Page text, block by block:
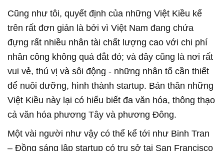
Cũng như tôi, quyết định của những Việt Kiều kể
trên rất đơn giản là bởi vì Việt Nam đang chứa
đựng rất nhiều nhân tài chất lượng cao với chi phí
nhân công không quá đắt đỏ; và đây cũng là nơi rất
vui vẻ, thú vị và sôi động - những nhân tố cần thiết
để nuôi dưỡng, hình thành startup. Bản thân những
Việt Kiều này lại có hiểu biết đa văn hóa, thông thạo
cả văn hóa phương Tây và phương Đông.
Một vài người như vậy có thể kể tới như Binh Tran
– Đồng sáng lập startup có trụ sở tại San Francisco